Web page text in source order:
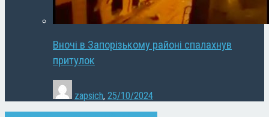
Вночі в Запорізькому районі спалахнув
притулок
zapsich, 25/10/2024